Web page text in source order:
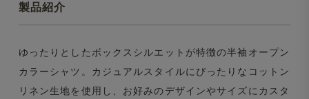
製品紹介
ゆったりとしたボックスシルエットが特徴の半袖オープン
カラーシャツ。カジュアルスタイルにぴったりなコットン
リネン生地を使用し、お好みのデザインやサイズにカスタ